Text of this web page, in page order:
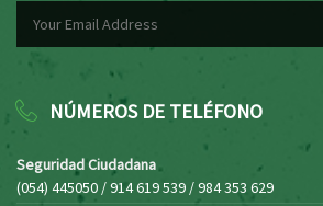
NÚMEROS DE TELÉFONO
Seguridad Ciudadana
(054) 445050 / 914 619 539 / 984 353 629